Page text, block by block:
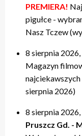
PREMIERA!
pigułce -
Nasz Tczew
8 sierpnia
Magazyn
sierpnia 2026)
8 sierpnia 2026,
Pruszcz Gd. -